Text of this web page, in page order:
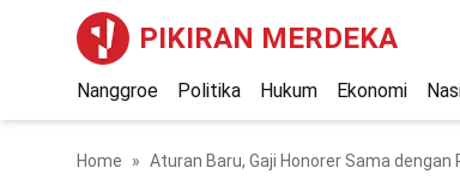
PIKIRAN MERDEKA
Nanggroe Politika Hukum Ekonomi
Home Aturan Baru, Gaji Honorer Sama dengan